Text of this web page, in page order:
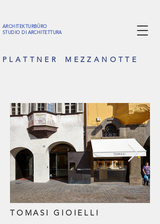
ARCHITEKTURBÜRO
STUDIO DI ARCHITETTURA
P L A T T N E R M E Z Z A N O T T E
TOMASI GIOIELLI